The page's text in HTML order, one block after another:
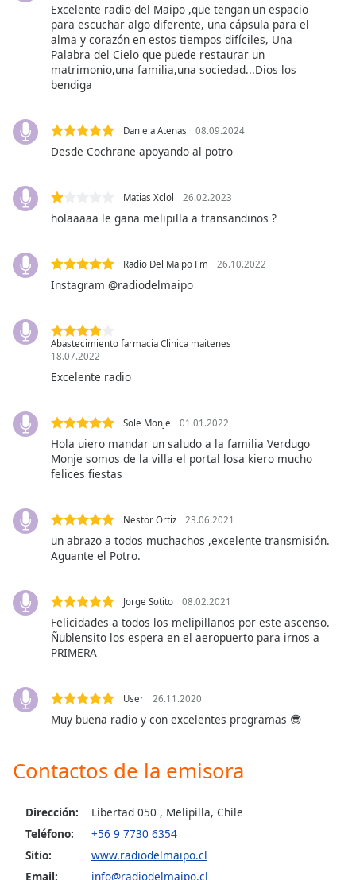
Descriptions
descriptions
selected
subtitles
settings,
subtitles
settings
dialog
off
selected
Track
Picture-
Beginning
will
cancel
window.
Background
Color
Excelente radio del Maipo ,que tengan un espacio
para escuchar algo diferente, una cápsula para el
alma y corazón en estos tiempos difíciles, Una
Palabra del Cielo que puede restaurar un
matrimonio,una familia,una sociedad...Dios los
bendiga
Daniela Atenas 08.09.2024
Desde Cochrane apoyando al potro
Matias Xclol 26.02.2023
holaaaaa le gana melipilla a transandinos ?
Radio Del Maipo Fm 26.10.2022
Instagram @radiodelmaipo
Abastecimiento farmacia Clinica maitenes
18.07.2022
Excelente radio
Sole Monje 01.01.2022
Hola uiero mandar un saludo a la familia Verdugo
Monje somos de la villa el portal losa kiero mucho
felices fiestas
Nestor Ortiz 23.06.2021
un abrazo a todos muchachos ,excelente transmisión.
Aguante el Potro.
Jorge Sotito 08.02.2021
Felicidades a todos los melipillanos por este ascenso.
Ñublensito los espera en el aeropuerto para irnos a
PRIMERA
User 26.11.2020
Muy buena radio y con excelentes programas 😎
Contactos de la emisora
Dirección:
Libertad 050 , Melipilla, Chile
Teléfono:
+56 9 7730 6354
Sitio:
www.radiodelmaipo.cl
Email:
info@radiodelmaipo.cl